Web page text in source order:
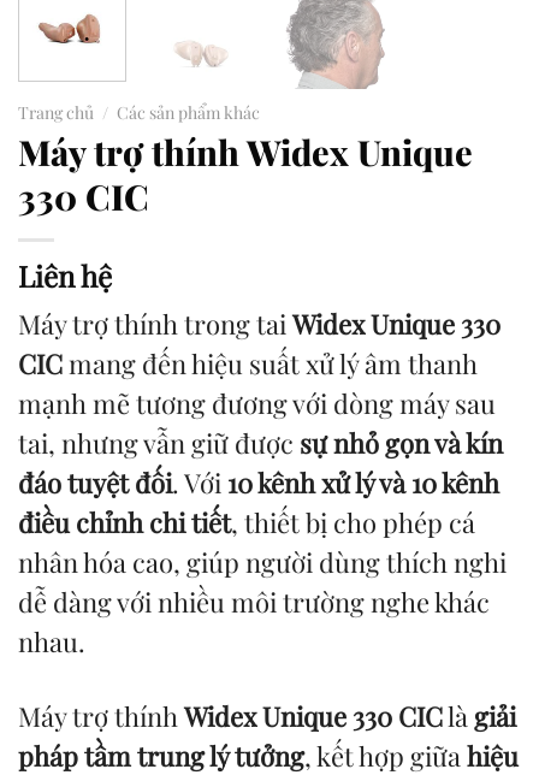
Trang chủ / Các sản phẩm khác
Máy trợ thính Widex Unique
330 CIC
Liên hệ
Máy trợ thính trong taiWidex Unique 330
CICmang đến hiệu suất xử lý âm thanh
mạnh mẽ tương đương với dòng máy sau
tai, nhưng vẫn giữ được sự nhỏ gọn và kín
đáo tuyệt đối. Với 10 kênh xử lý và 10 kênh
điều chỉnh chi tiết, thiết bị cho phép cá
nhân hóa cao, giúp người dùng thích nghi
dễ dàng với nhiều môi trường nghe khác
nhau.
Máy trợ thínhWidex Unique 330 CIClà giải
pháp tầm trung lý tưởng, kết hợp giữa hiệu